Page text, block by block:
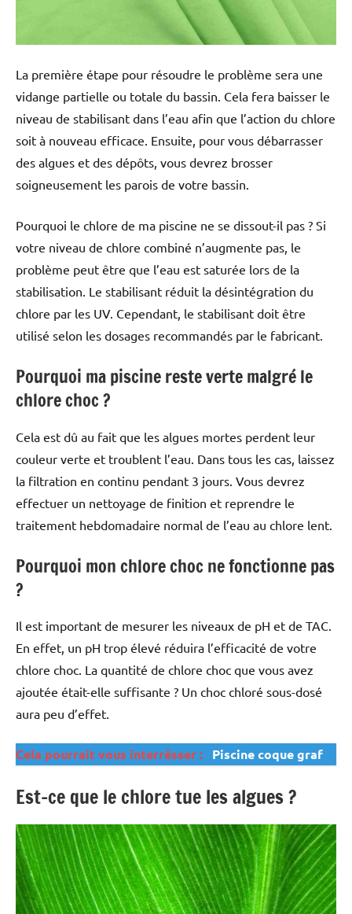
La première étape pour résoudre le problème sera une
vidange partielle ou totale du bassin. Cela fera baisser le
niveau de stabilisant dans l’eau afin que l’action du chlore
soit à nouveau efficace. Ensuite, pour vous débarrasser
des algues et des dépôts, vous devrez brosser
soigneusement les parois de votre bassin.
Pourquoi le chlore de ma piscine ne se dissout-il pas ? Si
votre niveau de chlore combiné n’augmente pas, le
problème peut être que l’eau est saturée lors de la
stabilisation. Le stabilisant réduit la désintégration du
chlore par les UV. Cependant, le stabilisant doit être
utilisé selon les dosages recommandés par le fabricant.
Pourquoi ma piscine reste verte malgré le
chlore choc ?
Cela est dû au fait que les algues mortes perdent leur
couleur verte et troublent l’eau. Dans tous les cas, laissez
la filtration en continu pendant 3 jours. Vous devrez
effectuer un nettoyage de finition et reprendre le
traitement hebdomadaire normal de l’eau au chlore lent.
Pourquoi mon chlore choc ne fonctionne pas
?
Il est important de mesurer les niveaux de pH et de TAC.
En effet, un pH trop élevé réduira l’efficacité de votre
chlore choc. La quantité de chlore choc que vous avez
ajoutée était-elle suffisante ? Un choc chloré sous-dosé
aura peu d’effet.
Cela pourrait vous interrésser : Piscine coque graf
Est-ce que le chlore tue les algues ?